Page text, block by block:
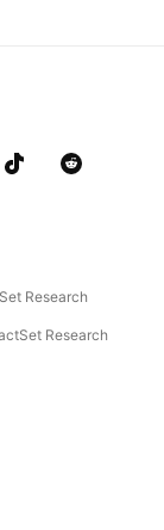
Research
Research